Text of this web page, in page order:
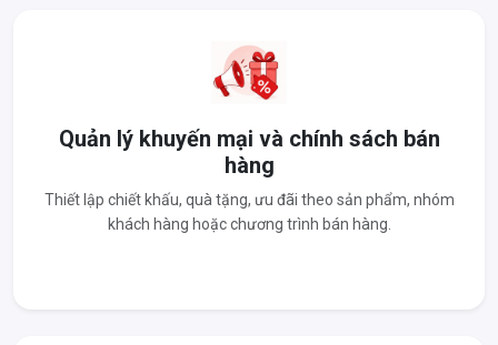
Quản lý khuyến mại và chính sách bán
hàng
Thiết lập chiết khấu, quà tặng, ưu đãi theo sản phẩm, nhóm
khách hàng hoặc chương trình bán hàng.